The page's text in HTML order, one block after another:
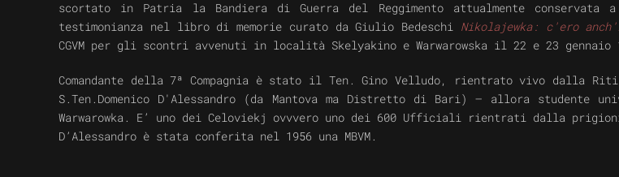
scortato in Patria la Bandiera di Guerra del Reggimento attualmente
testimonianza nel libro di memorie curato da Giulio Bedeschi Nikolajewka: c'ero
CGVM per gli scontri avvenuti in località Skelyakino e Warwarowska il 22 e 23 gennaio
Comandante della 7ª Compagnia è stato il Ten. Gino Velludo, rientrato vivo dalla
S.Ten.Domenico D'Alessandro (da Mantova ma Distretto di Bari) – allora
Warwarowka. E’ uno dei Celoviekj ovvvero uno dei 600 Ufficiali rientrati dalla
D’Alessandro è stata conferita nel 1956 una MBVM.